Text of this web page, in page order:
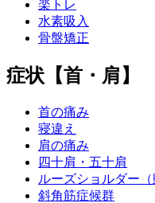
楽トレ
水素吸入
骨盤矯正
症状【首・肩】
首の痛み
寝違え
肩の痛み
四十肩・五十肩
ルーズショルダー（
斜角筋症候群